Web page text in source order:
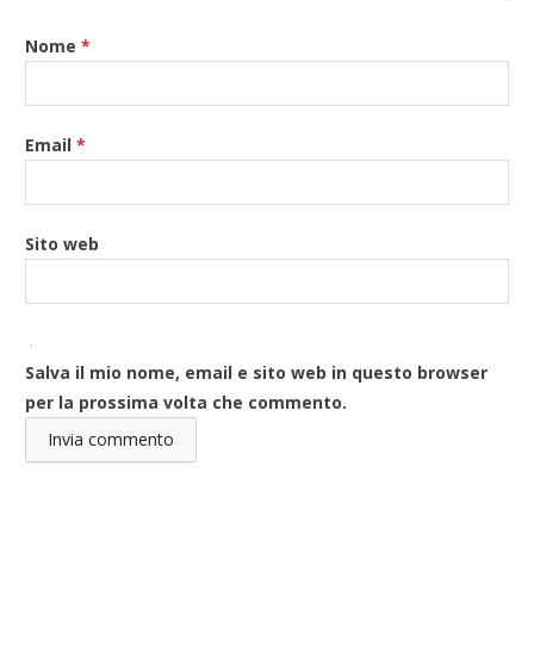
Nome*
Email*
Sito web
Salva il mio nome, email e sito web in questo browser
per la prossima volta che commento.